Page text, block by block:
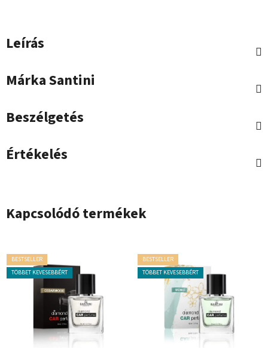
Leírás
MárkaSantini
Beszélgetés
Értékelés
Kapcsolódó termékek
BESTSELLER
TÖBBET KEVESEBBÉRT
BESTSELLER
TÖBBET KEVESEBBÉRT